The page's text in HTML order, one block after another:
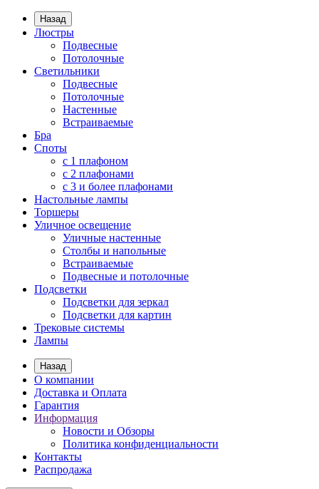
Назад
Люстры
Подвесные
Потолочные
Светильники
Подвесные
Потолочные
Настенные
Встраиваемые
Бра
Споты
с 1 плафоном
с 2 плафонами
с 3 и более плафонами
Настольные лампы
Торшеры
Уличное освещение
Уличные настенные
Столбы и напольные
Встраиваемые
Подвесные и потолочные
Подсветки
Подсветки для зеркал
Подсветки для картин
Трековые системы
Лампы
Назад
О компании
Доставка и Оплата
Гарантия
Информация
Новости и Обзоры
Политика конфиденциальности
Контакты
Распродажа